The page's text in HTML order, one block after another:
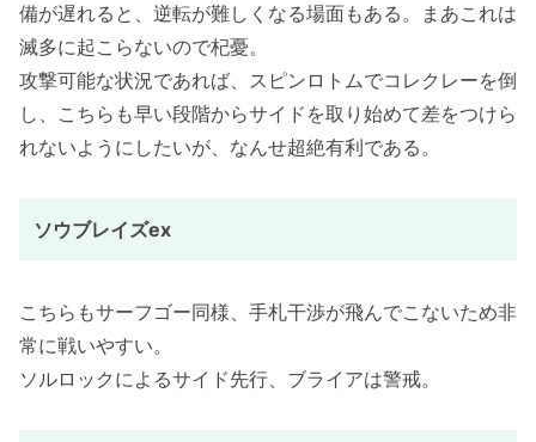
備が遅れると、逆転が難しくなる場面もある。まあこれは
滅多に起こらないので杞憂。
攻撃可能な状況であれば、スピンロトムでコレクレーを倒
し、こちらも早い段階からサイドを取り始めて差をつけら
れないようにしたいが、なんせ超絶有利である。
ソウブレイズex
こちらもサーフゴー同様、手札干渉が飛んでこないため非
常に戦いやすい。
ソルロックによるサイド先行、ブライアは警戒。